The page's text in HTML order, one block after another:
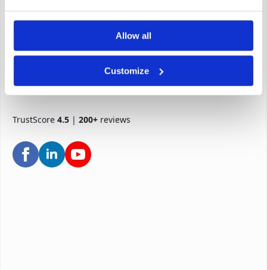
Allow all
Customize
TrustScore 4.5 | 200+ reviews